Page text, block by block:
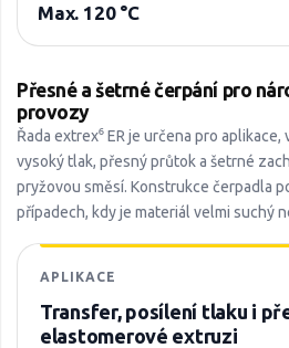
Max. 120 °C
Přesné a šetrné čerpání pro
provozy
Řada extrex⁶ ER je určena pro
vysoký tlak, přesný průtok a šetrné
pryžovou směsí. Konstrukce čerpadla
případech, kdy je materiál velmi suchý
APLIKACE
Transfer, posílení tlaku i
elastomerové extruzi